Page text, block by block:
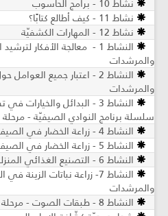
نشاط 10 - برامج الحاسوب
نشاط 11 - كيف أطالع كتابًا؟
نشاط 12 - المهارات الكشفيّة
النشاط 1 - معالجة الأفكار
والمرشدات
النشاط 2 - اعتبار جميع
والمرشدات
النشاط 3 - البدائل
سلسلة برنامج النوادي الصيفيّة -
النشاط 4 - زراعة الخضار في الصيف 1 - مرحلة الكشافة والمرشدات
النشاط 5 - زراعة الخضار في الصيف 2 - مرحلة الكشافة والمرشدات
النشاط 6 - التصنيع الغذائي المنزلي - مرحلة الكشافة والمرشدات
النشاط 7- زراعة نباتات
والمرشدات
النشاط 8 - طبقات الصوت - مرحلة الكشافة والمرشدات